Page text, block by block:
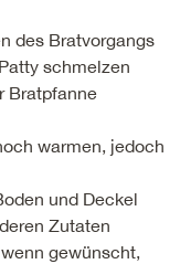
des Bratvorgangs
schmelzen
Bratpfanne
warmen, jedoch
und Deckel
Zutaten
gewünscht,